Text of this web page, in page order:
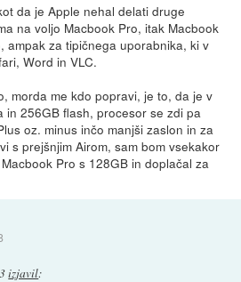
da je Apple nehal delati druge
na voljo Macbook Pro, itak Macbook
ampak za tipičnega uporabnika, ki v
Word in VLC.
morda me kdo popravi, je to, da je v
in 256GB flash, procesor se zdi pa
oz. minus inčo manjši zaslon in za
s prejšnjim Airom, sam bom vsekakor
Pro s 128GB in doplačal za
izjavil: